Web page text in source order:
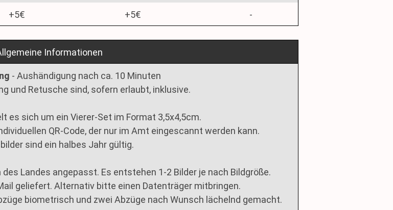
+5€ +5€ -
Informationen
- Aushändigung nach ca. 10 Minuten
und Retusche sind, sofern erlaubt, inklusive.
es sich um ein Vierer-Set im Format 3,5x4,5cm.
QR-Code, der nur im Amt eingescannt werden kann.
sind ein halbes Jahr gültig.
Landes angepasst. Es entstehen 1-2 Bilder je nach Bildgröße.
geliefert. Alternativ bitte einen Datenträger mitbringen.
biometrisch und zwei Abzüge nach Wunsch lächelnd gemacht.